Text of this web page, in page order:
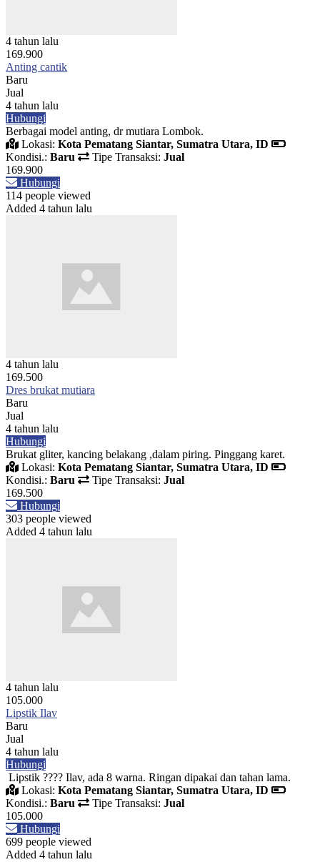
4 tahun lalu
169.900
Anting cantik
Baru
Jual
4 tahun lalu
Hubungi
Berbagai model anting, dr mutiara Lombok.
Lokasi: Kota Pematang Siantar, Sumatra Utara, ID
Kondisi.: Baru Tipe Transaksi: Jual
169.900
Hubungi
114 people viewed
Added 4 tahun lalu
4 tahun lalu
169.500
Dres brukat mutiara
Baru
Jual
4 tahun lalu
Hubungi
Brukat gliter, kancing belakang ,dalam piring. Pinggang karet.
Lokasi: Kota Pematang Siantar, Sumatra Utara, ID
Kondisi.: Baru Tipe Transaksi: Jual
169.500
Hubungi
303 people viewed
Added 4 tahun lalu
4 tahun lalu
105.000
Lipstik Ilav
Baru
Jual
4 tahun lalu
Hubungi
Lipstik ???? Ilav, ada 8 warna. Ringan dipakai dan tahan lama.
Lokasi: Kota Pematang Siantar, Sumatra Utara, ID
Kondisi.: Baru Tipe Transaksi: Jual
105.000
Hubungi
699 people viewed
Added 4 tahun lalu